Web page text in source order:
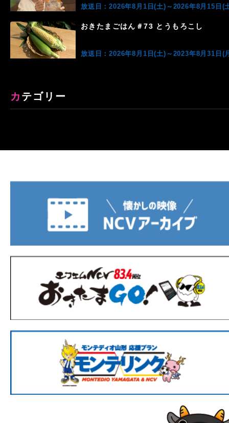
放送日：2026年8月1日(土)～2026年8月15日(
おきたまごはん＃73 とうもろこし
放送日：2026年8月1日(土)～2023年8月31日(
カテゴリー